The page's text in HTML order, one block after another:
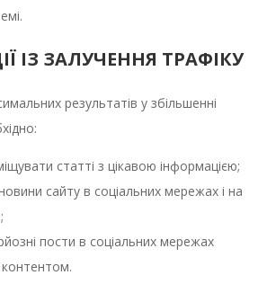
ІЗ ЗАЛУЧЕННЯ ТРАФІКУ
результатів у збільшенні
статті з цікавою інформацією;
сайту в соціальних мережах і на
пости в соціальних мережах